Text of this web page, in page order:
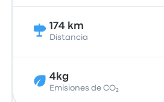
174 km
Distancia
4kg
Emisiones de CO₂